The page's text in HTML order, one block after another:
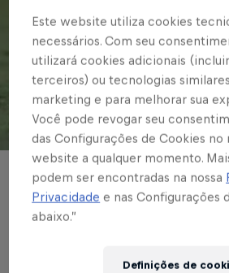
FUTEBOL MASCULINO
Braga II visita o
Lemense pela
Este website utiliza cookies
necessários. Com seu
utilizará cookies adicionais
terceiros) ou tecnologias
marketing e para melhorar sua
Você pode revogar seu
das Configurações de Cookies no
website a qualquer momento.
podem ser encontradas na nossa
Privacidade e nas Configurações
abaixo.”
Definições de